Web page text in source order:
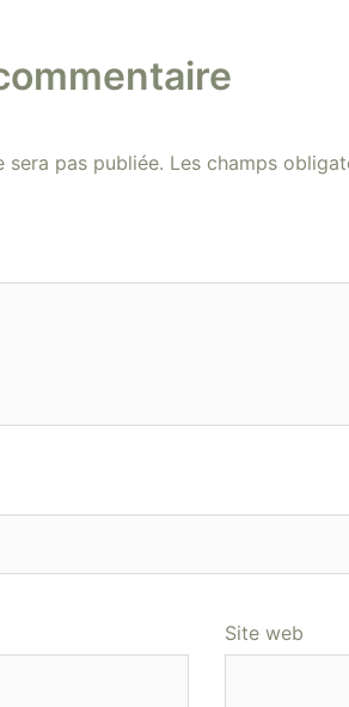
sera pas publiée. Les champs
Site web